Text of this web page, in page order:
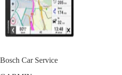
Bosch Car Service